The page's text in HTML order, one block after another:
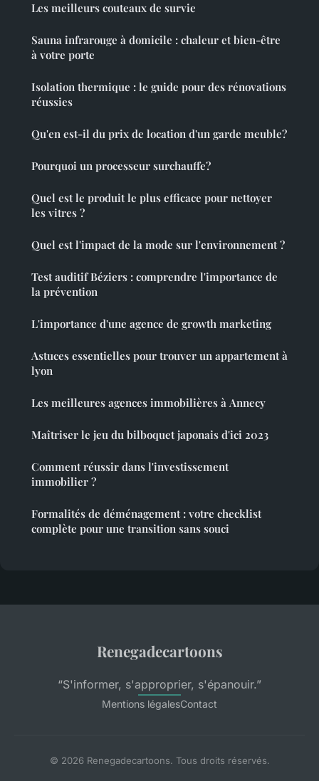
Les meilleurs couteaux de survie
Sauna infrarouge à domicile : chaleur et bien-être
à votre porte
Isolation thermique : le guide pour des rénovations
réussies
Qu'en est-il du prix de location d'un garde meuble?
Pourquoi un processeur surchauffe?
Quel est le produit le plus efficace pour nettoyer
les vitres ?
Quel est l'impact de la mode sur l'environnement ?
Test auditif Béziers : comprendre l'importance de
la prévention
L'importance d'une agence de growth marketing
Astuces essentielles pour trouver un appartement à
lyon
Les meilleures agences immobilières à Annecy
Maîtriser le jeu du bilboquet japonais d'ici 2023
Comment réussir dans l'investissement
immobilier ?
Formalités de déménagement : votre checklist
complète pour une transition sans souci
Renegadecartoons
“S'informer, s'approprier, s'épanouir.”
Mentions légalesContact
© 2026 Renegadecartoons. Tous droits réservés.